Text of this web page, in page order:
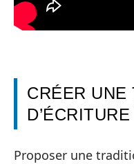
CRÉER UNE
Proposer une